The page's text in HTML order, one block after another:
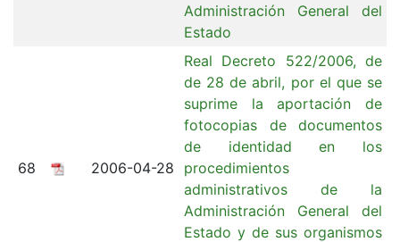
Administración General del
Estado
68 2006-04-28
Real Decreto 522/2006, de
de 28 de abril, por el que se
suprime la aportación de
fotocopias de documentos
de identidad en los
procedimientos
administrativos de la
Administración General del
Estado y de sus organismos